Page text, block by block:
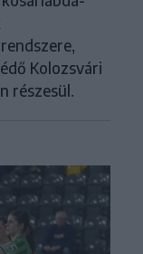
Kolozsvári
részesül.